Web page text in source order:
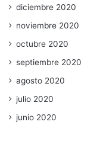
diciembre 2020
noviembre 2020
octubre 2020
septiembre 2020
agosto 2020
julio 2020
junio 2020